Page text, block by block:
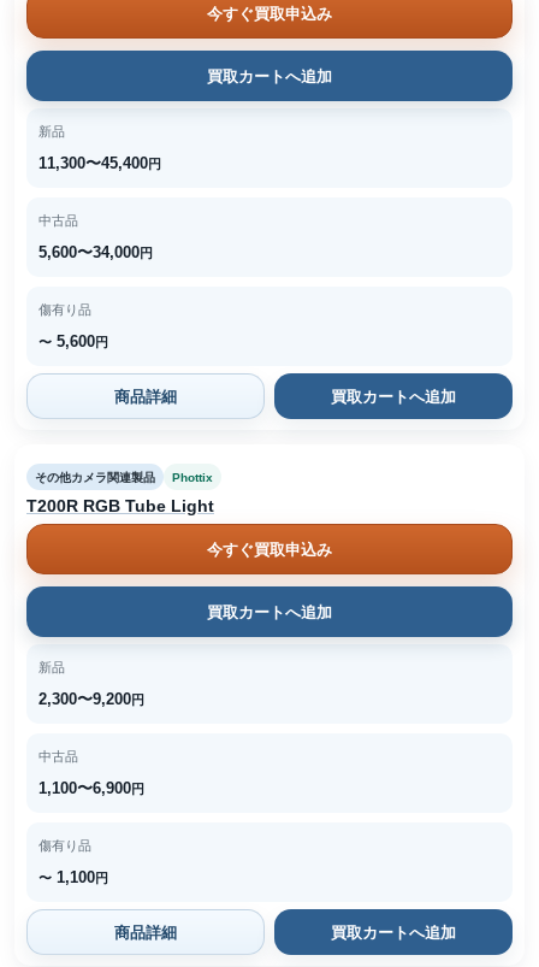
今すぐ買取申込み
買取カートへ追加
新品
11,300〜45,400円
中古品
5,600〜34,000円
傷有り品
〜 5,600円
商品詳細 買取カートへ追加
その他カメラ関連製品 Phottix
T200R RGB Tube Light
今すぐ買取申込み
買取カートへ追加
新品
2,300〜9,200円
中古品
1,100〜6,900円
傷有り品
〜 1,100円
商品詳細 買取カートへ追加